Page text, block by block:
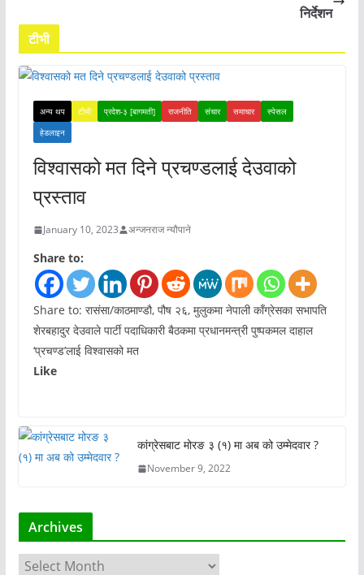
निर्देशन
टीभी
अन्य थप टीभी प्रदेश-३ [बागमती] राजनीति संचार समाचार
स्पेसल
हेडलाइन
विश्वासको मत दिने प्रचण्डलाई देउवाको
प्रस्ताव
January 10, 2023 अन्जनराज न्यौपाने
Share to:
Share to: रासंसा/काठमाण्डौ, पौष २६, मुलुकमा नेपाली काँग्रेसका सभापति
शेरबहादुर देउवाले पार्टी पदाधिकारी बैठकमा प्रधानमन्त्री पुष्पकमल दाहाल
‘प्रचण्ड’लाई विश्वासको मत
Like
कांग्रेसबाट मोरङ ३ (१) मा अब को उम्मेदवार ?
November 9, 2022
Archives